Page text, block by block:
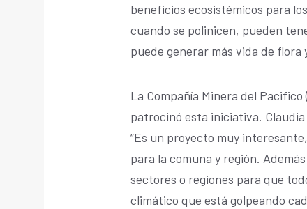
beneficios ecosistémicos para
cuando se polinicen, pueden
puede generar más vida de flora
La Compañía Minera del
patrocinó esta iniciativa.
“Es un proyecto muy
para la comuna y región.
sectores o regiones para que
climático que está golpeando